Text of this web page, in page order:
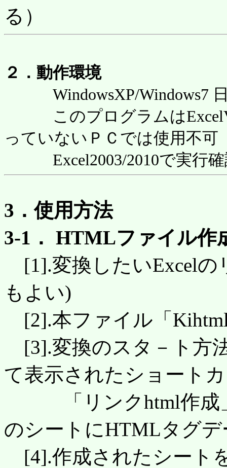
る）
２．動作環境
WindowsXP/Windows7
このプログラムは
っていないＰＣでは使用不可
Excel2003/2010で実行確
3．使用方法
3-1． HTMLファイル作
[1].変換したいExcelの
もよい)
[2].本ファイル「
[3].変換のスタ－ト方
て表示されたショート
「リンクhtml作成
のシートにHTMLタグ
[4].作成されたシート